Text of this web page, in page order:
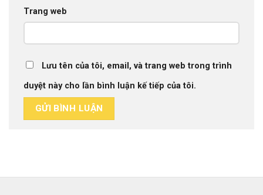
Trang web
Lưu tên của tôi, email, và trang web trong trình
duyệt này cho lần bình luận kế tiếp của tôi.